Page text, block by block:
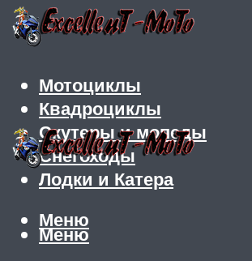
Мотоциклы
Квадроциклы
Скутеры и мопеды
Снегоходы
Лодки и Катера
Меню
Меню